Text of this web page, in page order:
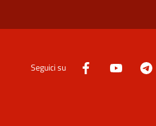
Seguici su